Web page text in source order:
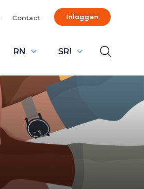
Contact Inloggen
RN SRI